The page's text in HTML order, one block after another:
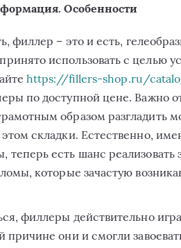
Особенности
филлер – это и есть,
использовать с целью
https://fillers-shop.ru/
по доступной цене. Важно
образом разгладить
складки. Естественно,
есть шанс реализовать
которые зачастую
филлеры действительно
они и смогли